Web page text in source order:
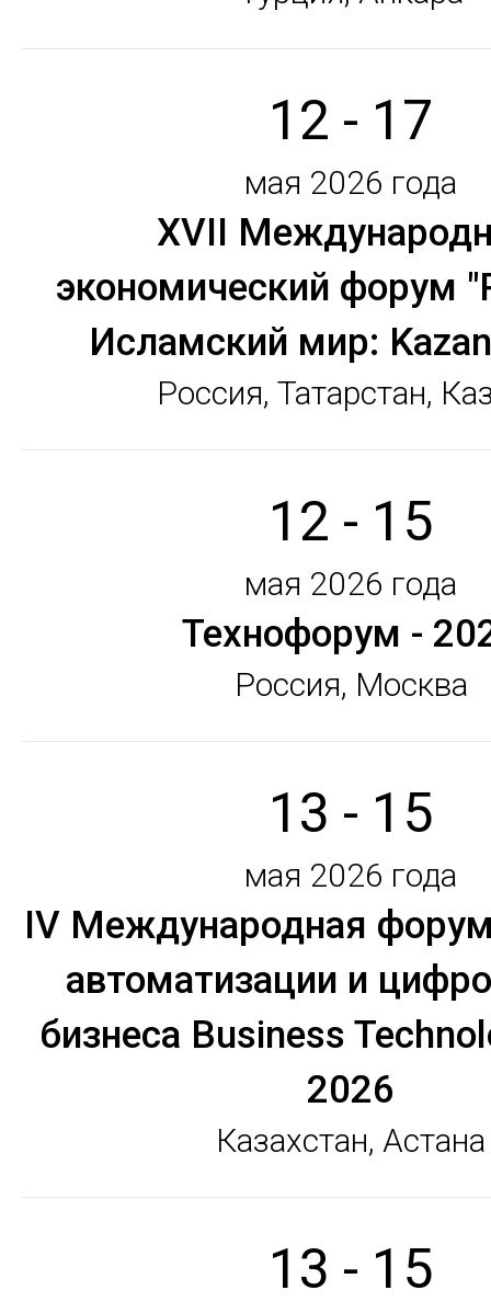
12 - 17
мая 2026 года
ХVII
экономический форум
Исламский мир:
Россия, Татарстан,
12 - 15
мая 2026 года
Технофорум -
Россия, Москва
13 - 15
мая 2026 года
IV Международная
автоматизации и
бизнеса Business
2026
Казахстан, Астана
13 - 15